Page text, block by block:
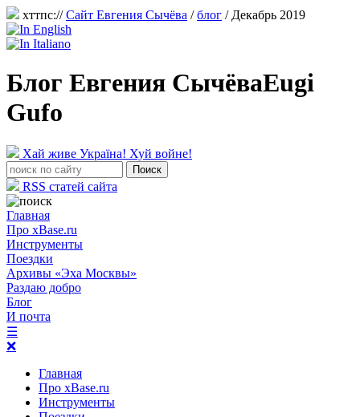
хттпс://Сайт Евгения Сычёва /блог / Декабрь 2019
Блог Евгения СычёваEugi
Gufo
Хай живе Україна! Хуй войне!
RSS статей сайта
Главная
Про xBase.ru
Инструменты
Поездки
Архивы «Эха Москвы»
Раздаю добро
Блог
И почта
☰
❌
Главная
Про xBase.ru
Инструменты